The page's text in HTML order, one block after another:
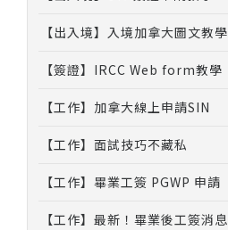
【出入境】入境加拿大圖文教學
【簽證】IRCC Web form教學
【工作】加拿大線上申請SIN
【工作】面試技巧不藏私
【工作】畢業工簽 PGWP 申請
【工作】最新！畢業後工簽消息